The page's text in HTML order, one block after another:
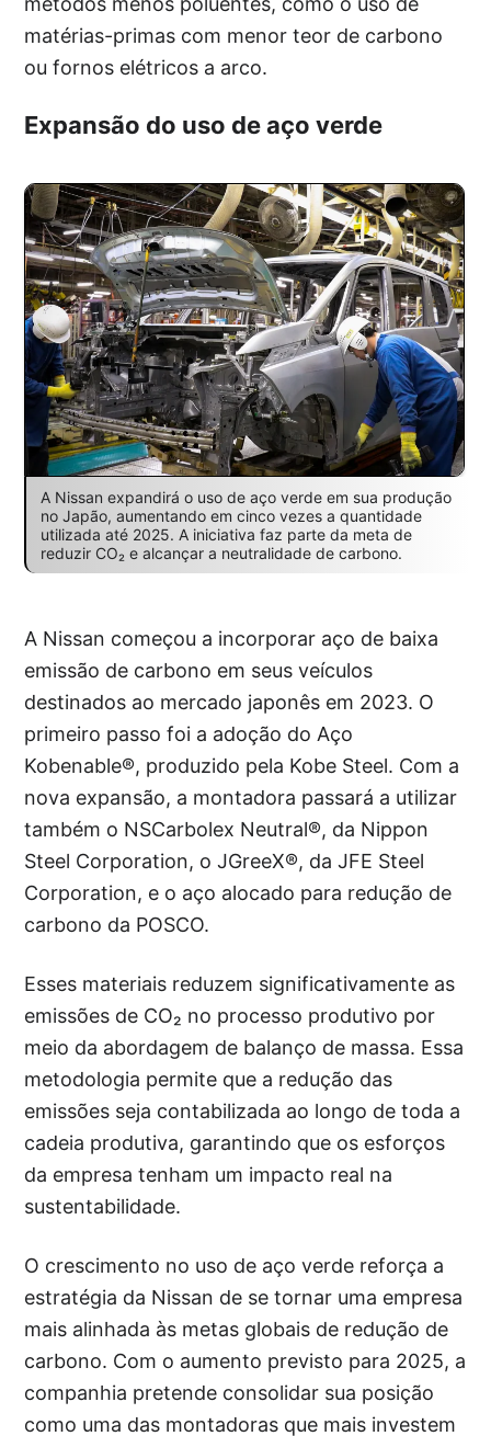
matérias-primas com menor teor de carbono
ou fornos elétricos a arco.
Expansão do uso de aço verde
A Nissan expandirá o uso de aço verde em sua produção
no Japão, aumentando em cinco vezes a quantidade
utilizada até 2025. A iniciativa faz parte da meta de
reduzir CO₂ e alcançar a neutralidade de carbono.
A Nissan começou a incorporar aço de baixa
emissão de carbono em seus veículos
destinados ao mercado japonês em 2023. O
primeiro passo foi a adoção do Aço
Kobenable®, produzido pela Kobe Steel. Com a
nova expansão, a montadora passará a utilizar
também o NSCarbolex Neutral®, da Nippon
Steel Corporation, o JGreeX®, da JFE Steel
Corporation, e o aço alocado para redução de
carbono da POSCO.
Esses materiais reduzem significativamente as
emissões de CO₂ no processo produtivo por
meio da abordagem de balanço de massa. Essa
metodologia permite que a redução das
emissões seja contabilizada ao longo de toda a
cadeia produtiva, garantindo que os esforços
da empresa tenham um impacto real na
sustentabilidade.
O crescimento no uso de aço verde reforça a
estratégia da Nissan de se tornar uma empresa
mais alinhada às metas globais de redução de
carbono. Com o aumento previsto para 2025, a
companhia pretende consolidar sua posição
como uma das montadoras que mais investem